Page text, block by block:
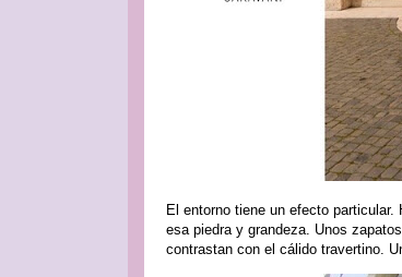
El entorno tiene un efecto
esa piedra y grandeza. Unos
contrastan con el cálido travertino.